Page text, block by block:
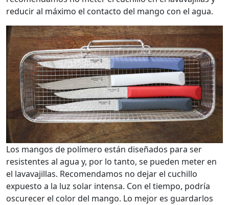
reducir al máximo el contacto del mango con el agua.
Los mangos de polímero están diseñados para ser
resistentes al agua y, por lo tanto, se pueden meter en
el lavavajillas. Recomendamos no dejar el cuchillo
expuesto a la luz solar intensa. Con el tiempo, podría
oscurecer el color del mango. Lo mejor es guardarlos